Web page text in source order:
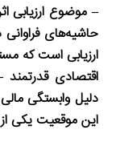
– موضوع ارزیابی
حاشیه‌های
ارزیابی است که
اقتصادی
دلیل وابستگی
این موقعیت یکی